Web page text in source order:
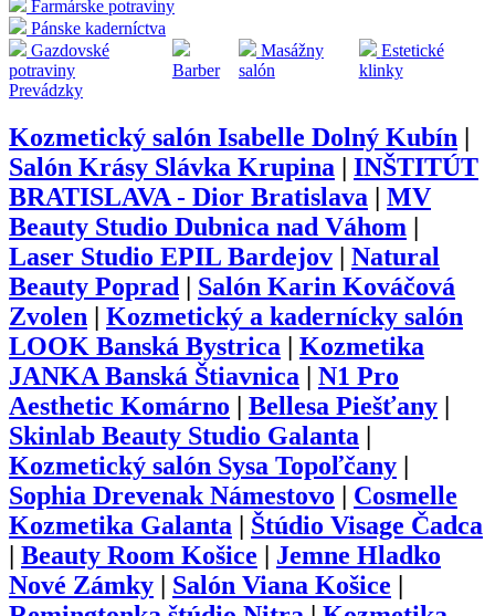
Farmárske potraviny
Pánske kaderníctva
Gazdovské
potraviny
Barber
Masážny
salón
Estetické
klinky
Prevádzky
Kozmetický salón Isabelle Dolný Kubín
Salón Krásy Slávka Krupina
INŠTITÚT
BRATISLAVA - Dior Bratislava
MV
Beauty Studio Dubnica nad Váhom
Laser Studio EPIL Bardejov
Natural
Beauty Poprad
Salón Karin Kováčová
Zvolen
Kozmetický a kadernícky salón
LOOK Banská Bystrica
Kozmetika
JANKA Banská Štiavnica
N1 Pro
Aesthetic Komárno
Bellesa Piešťany
Skinlab Beauty Studio Galanta
Kozmetický salón Sysa Topoľčany
Sophia Drevenak Námestovo
Cosmelle
Kozmetika Galanta
Štúdio Visage Čadca
Beauty Room Košice
Jemne Hladko
Nové Zámky
Salón Viana Košice